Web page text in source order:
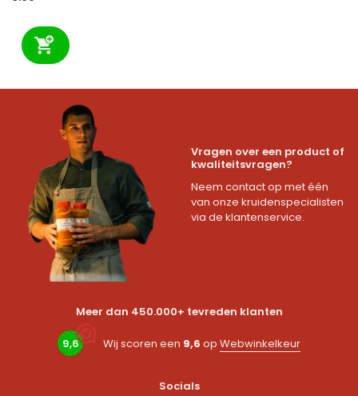
Vragen over een product of
kwaliteitsvragen?
Neem contact op met één
van onze kruidenspecialisten
via de klantenservice.
Meer dan 450.000+ tevreden klanten
9,6 Wij scoren een 9,6 op Webwinkelkeur
Socials